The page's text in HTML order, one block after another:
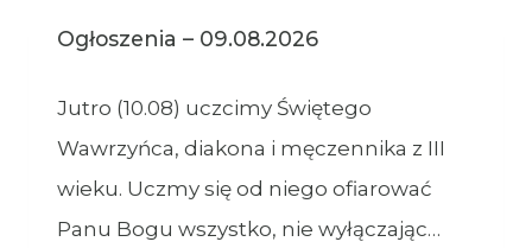
Ogłoszenia – 09.08.2026
Jutro (10.08) uczcimy Świętego
Wawrzyńca, diakona i męczennika z III
wieku. Uczmy się od niego ofiarować
Panu Bogu wszystko, nie wyłączając…